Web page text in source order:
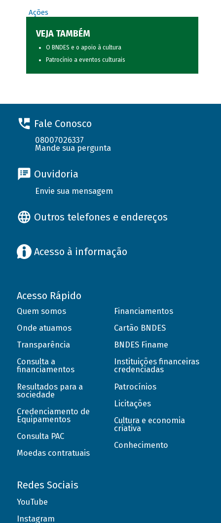
Ações
VEJA TAMBÉM
O BNDES e o apoio à cultura
Patrocínio a eventos culturais
Fale Conosco
08007026337
Mande sua pergunta
Ouvidoria
Envie sua mensagem
Outros telefones e endereços
Acesso à informação
Acesso Rápido
Quem somos
Onde atuamos
Transparência
Consulta a
financiamentos
Resultados para a
sociedade
Credenciamento de
Equipamentos
Consulta PAC
Moedas contratuais
Financiamentos
Cartão BNDES
BNDES Finame
Instituições financeiras
credenciadas
Patrocínios
Licitações
Cultura e economia
criativa
Conhecimento
Redes Sociais
YouTube
Instagram